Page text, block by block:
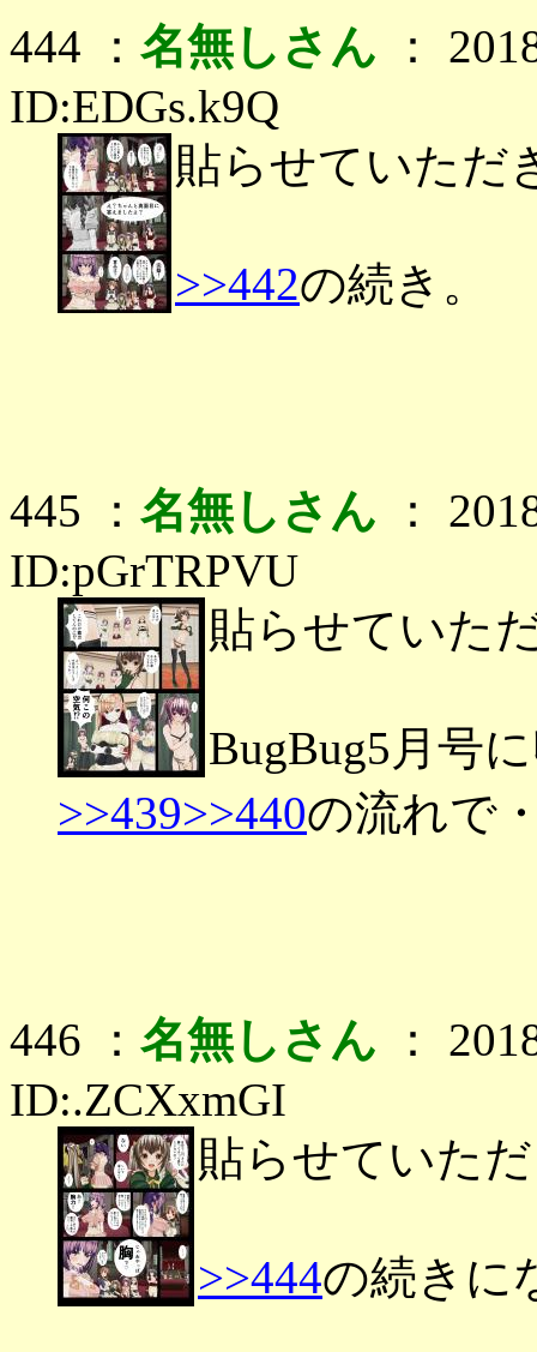
444 ： 名無しさん ：
ID:EDGs.k9Q
貼らせていただ
>>442の続き。
445 ： 名無しさん ：
ID:pGrTRPVU
貼らせていた
BugBug5月号
>>439>>440の流れで
446 ： 名無しさん ：
ID:.ZCXxmGI
貼らせていた
>>444の続きに